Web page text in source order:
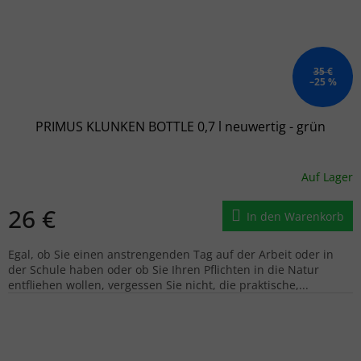
35 €
–25 %
PRIMUS KLUNKEN BOTTLE 0,7 l neuwertig - grün
Auf Lager
26 € In den Warenkorb
Egal, ob Sie einen anstrengenden Tag auf der Arbeit oder in
der Schule haben oder ob Sie Ihren Pflichten in die Natur
entfliehen wollen, vergessen Sie nicht, die praktische,...